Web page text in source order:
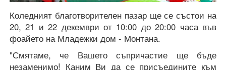
Коледният благотворителен пазар ще се състои на
20, 21 и 22 декември от 10:00 до 20:00 часа във
фоайето на Младежки дом - Монтана.
"Смятаме, че Вашето съпричастие ще бъде
незаменимо! Каним Ви да се присъедините към